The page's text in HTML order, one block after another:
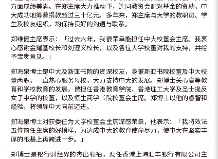
方面成绩美满。在郑主席大力推动下，连同教资会配对基金的资助，中
大成功地筹募捐款超过三十亿元。多年来，郑主席与大学的教职员、学
生及校友组织，均保持良好的沟通与联系。
郑维健主席表示：「过去六年，我很荣幸能担任中大校董会主席。我衷
心感谢金耀基校长和刘遵义校长，以及各位大学校董对我的支持，并给
予宝贵意见。」
郑海泉博士是中大及新亚书院的资深校友，身兼新亚书院校董及中大校
董两职，一直热心服务母校，大力支持中大的发展。郑博士关心高等教
育和学校教育的发展，曾担任香港教育学院、香港理工大学及圣士提反
女子中学的校董，以及恒生商学书院校董会主席。郑博士以他的睿智和
经验，将领导中大向前迈进。
郑海泉博士对获委任为大学校董会主席深感荣幸，他表示：「我将效法
五位前任主席的好榜样，为达成中大的教育使命尽力，使中大在坚实丰
厚的根基上再跨进一步。」
郑博士是银行财经界的杰出领袖，现任香港上海汇丰银行有限公司主